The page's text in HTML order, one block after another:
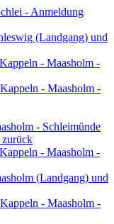
- Anmeldung
(Landgang) und
- Maasholm -
- Maasholm -
- Schleimünde
- Maasholm -
(Landgang) und
- Maasholm -